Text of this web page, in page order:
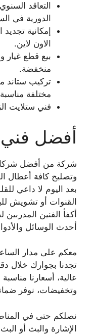
التعاقد
الدورية في
إمكانية
الاون لاين.
بيع قطع غيار
منخفضة.
تركيب ستاند
مختلفة
فني ستلايت
أفضل فني
شركة من أفضل
وتصليح كافة أعطال
بعد اليوم لا داعي
القنوات أو تشويش
أكفأ الفنين
أحدث الوسائل
معكم على مدار
تجدنا بجوارك خلال
عالية، أسعارنا
وتخفيضات، نوفر
نصلكم حتى في
الإشارة والبث أو